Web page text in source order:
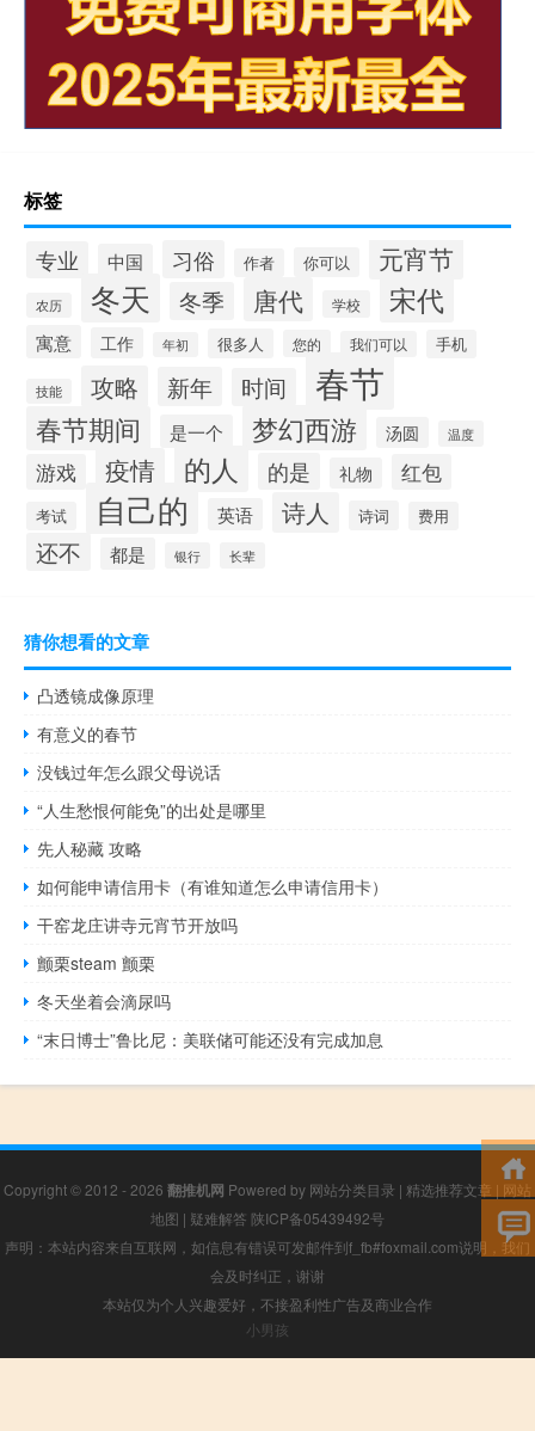
标签
专业 中国 习俗 作者 你可以 元宵节
农历 冬天 冬季 唐代 学校 宋代
寓意 工作 年初 很多人 您的 我们可以 手机
技能 攻略 新年 时间 春节
春节期间 是一个 梦幻西游 汤圆 温度
游戏 疫情 的人 的是 礼物 红包
考试 自己的 英语 诗人 诗词 费用
还不 都是 银行 长辈
猜你想看的文章
凸透镜成像原理
有意义的春节
没钱过年怎么跟父母说话
“人生愁恨何能免”的出处是哪里
先人秘藏 攻略
如何能申请信用卡（有谁知道怎么申请信用卡）
干窑龙庄讲寺元宵节开放吗
颤栗steam 颤栗
冬天坐着会滴尿吗
“末日博士”鲁比尼：美联储可能还没有完成加息
Copyright © 2012 - 2026 翻推机网 Powered by 网站分类目录 | 精选推荐文章 | 网站
地图 | 疑难解答 陕ICP备05439492号
声明：本站内容来自互联网，如信息有错误可发邮件到f_fb#foxmail.com说明，我们
会及时纠正，谢谢
本站仅为个人兴趣爱好，不接盈利性广告及商业合作
小男孩